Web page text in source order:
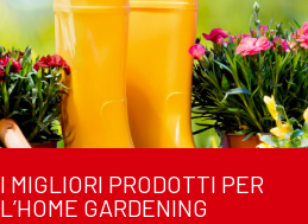
I MIGLIORI PRODOTTI PER
L’HOME GARDENING